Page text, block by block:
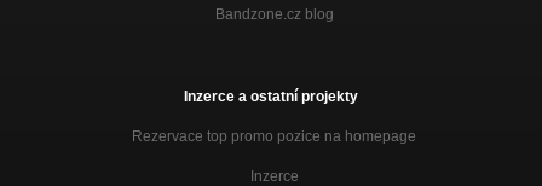
Bandzone.cz blog
Inzerce a ostatní projekty
Rezervace top promo pozice na homepage
Inzerce